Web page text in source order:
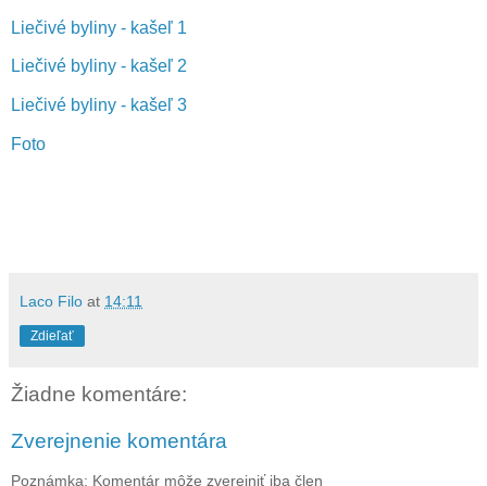
Liečivé byliny - kašeľ 1
Liečivé byliny - kašeľ 2
Liečivé byliny - kašeľ 3
Foto
Laco Filo at 14:11
Zdieľať
Žiadne komentáre:
Zverejnenie komentára
Poznámka: Komentár môže zverejniť iba člen